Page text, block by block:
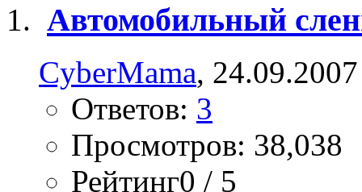
Автомобильный
CyberMama,
Ответов: 3
Просмотров: 38,038
Рейтинг0 / 5